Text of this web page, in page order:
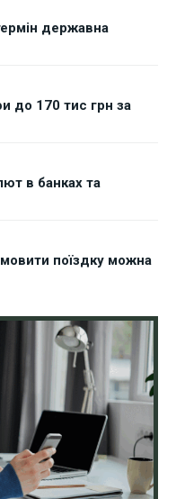
державна
до 170 тис грн за
в банках та
поїздку можна